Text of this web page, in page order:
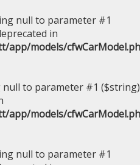
null to parameter #1
in
app/models/
null to parameter #1 ($string)
app/models/
null to parameter #1